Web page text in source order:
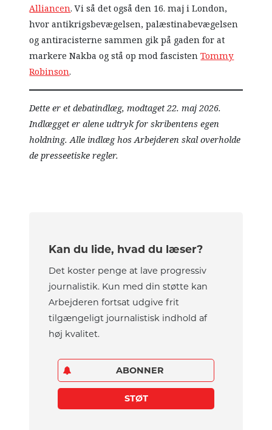
Alliancen. Vi så det også den 16. maj i London,
hvor antikrigsbevægelsen, palæstinabevægelsen
og antiracisterne sammen gik på gaden for at
markere Nakba og stå op mod fascistenTommy
Robinson.
Dette er et debatindlæg, modtaget 22. maj 2026.
Indlægget er alene udtryk for skribentens egen
holdning. Alle indlæg hos Arbejderen skal overholde
de presseetiske regler.
Kan du lide, hvad du læser?
Det koster penge at lave progressiv
journalistik. Kun med din støtte kan
Arbejderen fortsat udgive frit
tilgængeligt journalistisk indhold af
høj kvalitet.
ABONNER
STØT